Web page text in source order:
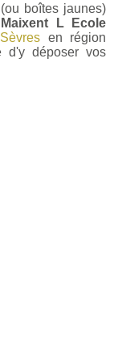
(ou boîtes jaunes)
L Ecole
en région
d'y déposer vos